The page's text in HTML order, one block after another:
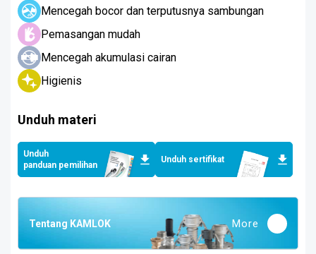
Mencegah bocor dan terputusnya sambungan
Pemasangan mudah
Mencegah akumulasi cairan
Higienis
Unduh materi
Unduh
panduan pemilihan
Unduh sertifikat
Tentang KAMLOK More